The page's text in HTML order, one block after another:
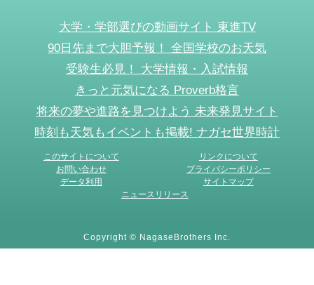
大学・学部選びの動画サイト 東進TV
90日先まで大胆予報！ 全国学校のお天気
受験生必見！ 大学情報・入試情報
きっと元気になる Proverb格言
将来の夢や進路を見つけよう 未来発見サイト
時刻も天気もイベントも掲載! ナガセ世界時計
このサイトについて
リンクについて
お問い合わせ
プライバシーポリシー
データ利用
サイトマップ
ニュースリリース
Copyright © NagaseBrothers Inc.